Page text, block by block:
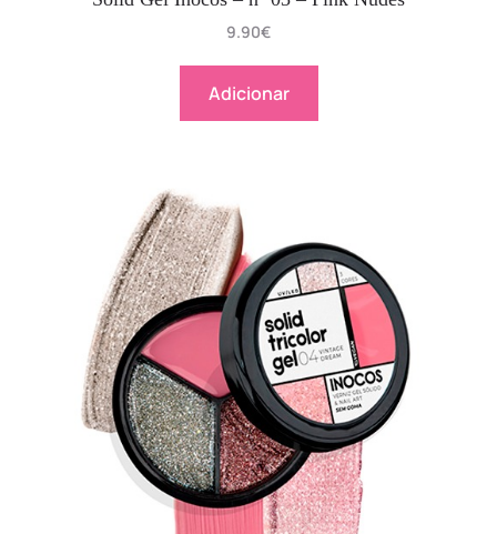
9.90€
Adicionar